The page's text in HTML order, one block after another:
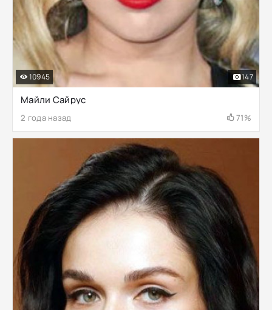
Майли Сайрус
2 года назад 71%
10945 147